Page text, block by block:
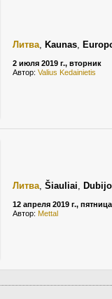
Литва, Kaunas,
2 июля 2019 г., вторник
Автор: Valius Kedainietis
Литва, Šiauliai,
12 апреля 2019 г., пятница
Автор: Mettal